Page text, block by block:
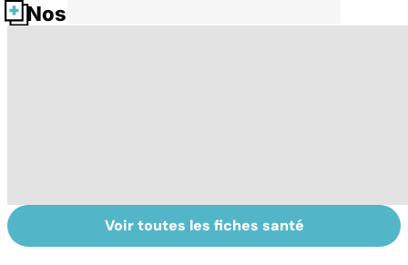
Nos fiches santé
Tout savoir sur
les infections
Inflammation des
amygdales : que
Voir toutes les fiches santé